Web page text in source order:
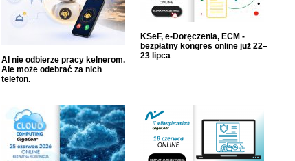
AI nie odbierze pracy kelnerom.
Ale może odebrać za nich
telefon.
KSeF, e-Doręczenia, ECM -
bezpłatny kongres online już 22–
23 lipca